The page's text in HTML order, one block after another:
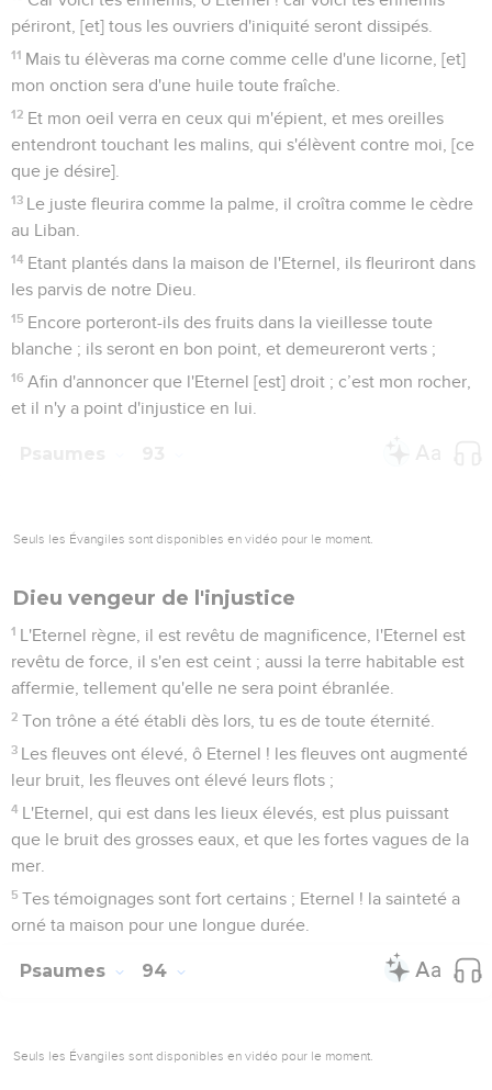
Ton trône a été établi dès lors, tu es de toute éternité.
3
Les fleuves ont élevé, ô Eternel ! les fleuves ont augmenté
leur bruit, les fleuves ont élevé leurs flots ;
4 L'Eternel, qui est dans les lieux élevés, est plus puissant
que le bruit des grosses eaux, et que les fortes vagues de la
mer.
5 Tes témoignages sont fort certains ; Eternel ! la sainteté a
orné ta maison pour une longue durée.
Psaumes 94
Seuls les Évangiles sont disponibles en vidéo pour le moment.
Au moment de se présenter devant le
2 Toi, Juge de la terre, élève-toi : rends la récompense aux
Jusques à quand les méchants, ô Eternel ! jusques à quand
les méchants s'égayeront-ils ?
4 [Jusques à quand] tous les ouvriers d'iniquité proféreront-
ils et diront-ils des paroles rudes, et se vanteront-ils ?
5 Eternel, ils froissent ton peuple, et affligent ton héritage.
6 Ils tuent la veuve et l'étranger, et ils mettent à mort les
orphelins.
7 Et ils ont dit : L'Eternel ne le verra point ; le Dieu de Jacob
n'en entendra rien.
8 Vous les plus abrutis d'entre le peuple, prenez garde à
ceci ; et vous insensés, quand serez-vous intelligents ?
9 Celui qui a planté l'oreille, n'entendra-t-il point ? celui qui a
L'Eternel connaît que les pensées des hommes ne sont